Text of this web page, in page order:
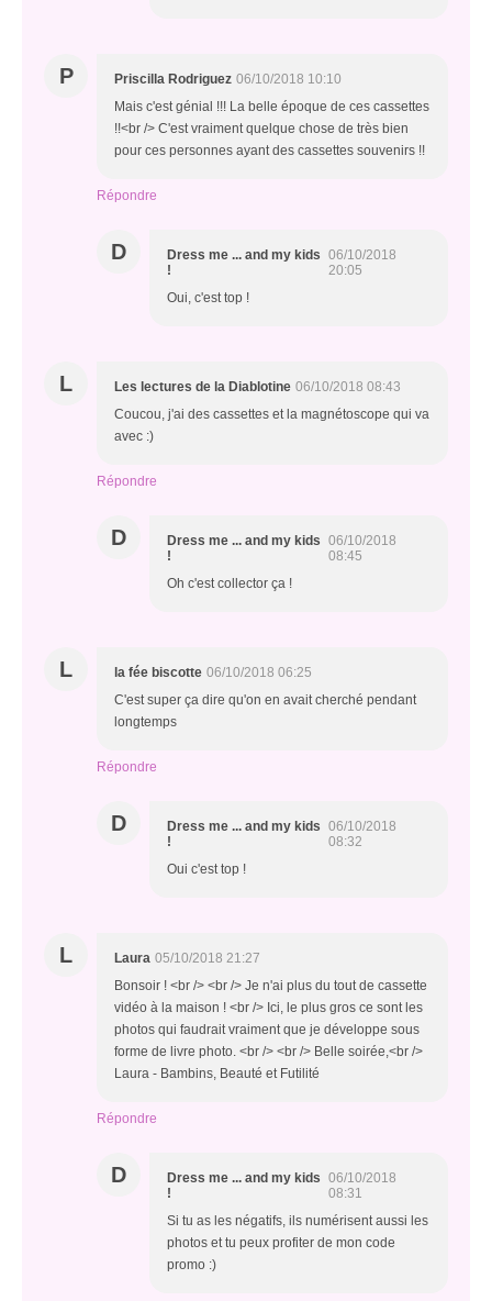
P Priscilla Rodriguez 06/10/2018 10:10
Mais c'est génial !!! La belle époque de ces cassettes
!!<br /> C'est vraiment quelque chose de très bien
pour ces personnes ayant des cassettes souvenirs !!
Répondre
D
Dress me ... and my kids
!
06/10/2018
20:05
Oui, c'est top !
L Les lectures de la Diablotine 06/10/2018 08:43
Coucou, j'ai des cassettes et la magnétoscope qui va
avec :)
Répondre
D
Dress me ... and my kids
!
06/10/2018
08:45
Oh c'est collector ça !
L la fée biscotte 06/10/2018 06:25
C'est super ça dire qu'on en avait cherché pendant
longtemps
Répondre
D
Dress me ... and my kids
!
06/10/2018
08:32
Oui c'est top !
L Laura 05/10/2018 21:27
Bonsoir ! <br /> <br /> Je n'ai plus du tout de cassette
vidéo à la maison ! <br /> Ici, le plus gros ce sont les
photos qui faudrait vraiment que je développe sous
forme de livre photo. <br /> <br /> Belle soirée,<br />
Laura - Bambins, Beauté et Futilité
Répondre
D
Dress me ... and my kids
!
06/10/2018
08:31
Si tu as les négatifs, ils numérisent aussi les
photos et tu peux profiter de mon code
promo :)